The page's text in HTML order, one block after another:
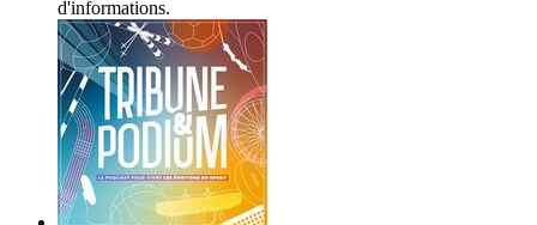
d'informations.